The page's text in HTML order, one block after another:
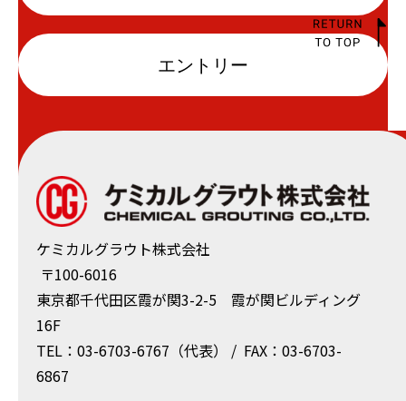
エントリー
ケミカルグラウト株式会社
〒100-6016
東京都千代⽥区霞が関3-2-5 霞が関ビルディング
16F
TEL：03-6703-6767（代表） / FAX：03-6703-
6867